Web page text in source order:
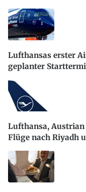
Lufthansas erster
geplanter
Lufthansa,
Flüge nach Riyadh